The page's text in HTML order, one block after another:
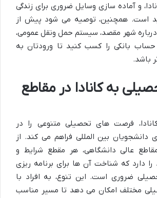
و آماده سازی وسایل ضروری برای زندگی
است. همچنین، توصیه می شود پیش از
درباره شهر مقصد، سیستم حمل ونقل عمومی،
بانکی را کسب کنید تا ورودتان به
باشد.
به کانادا در مقاطع
فرصت های تحصیلی متنوعی را در
دانشجویان بین المللی فراهم می کند. از
عالی دانشگاهی، هر مقطع شرایط و
دارد که شناخت آن ها برای برنامه ریزی
ضروری است. این تنوع، به افراد با
مختلف امکان می دهد تا مسیر مناسب